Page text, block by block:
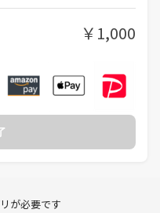
￥1,000
が必要です